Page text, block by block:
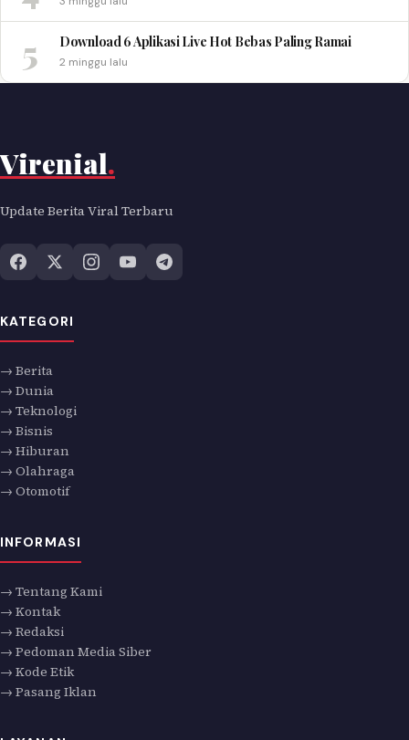
5 Download 6 Aplikasi Live Hot Bebas Paling Ramai
2 minggu lalu
Virenial.
Update Berita Viral Terbaru
KATEGORI
→ Berita
→ Dunia
→ Teknologi
→ Bisnis
→ Hiburan
→ Olahraga
→ Otomotif
INFORMASI
→ Tentang Kami
→ Kontak
→ Redaksi
→ Pedoman Media Siber
→ Kode Etik
→ Pasang Iklan